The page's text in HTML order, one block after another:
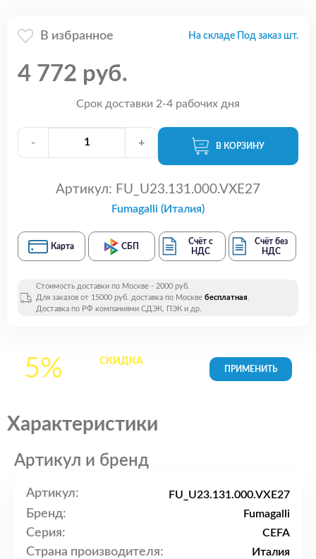
В избранное На складе Под заказ шт.
4 772 руб.
Срок доставки 2-4 рабочих дня
- + В КОРЗИНУ
Артикул: FU_U23.131.000.VXE27
Fumagalli (Италия)
Карта СБП
Счёт с
НДС
Счёт без
НДС
Стоимость доставки по Москве - 2000 руб.
Для заказов от 15000 руб. доставка по Москве бесплатная.
Доставка по РФ компаниями СДЭК, ПЭК и др.
5% СКИДКАна все
Характеристики
Артикул и бренд
Артикул: FU_U23.131.000.VXE27
Бренд: Fumagalli
Серия: CEFA
Страна производителя: Италия